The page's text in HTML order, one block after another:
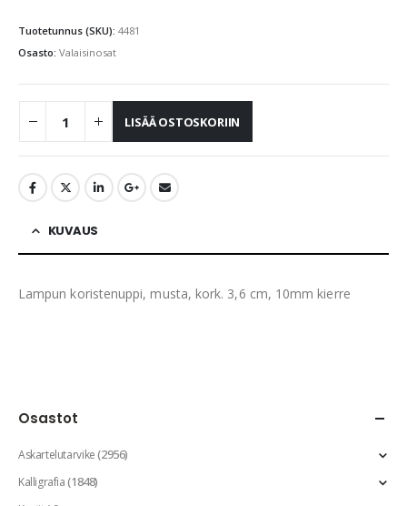
Tuotetunnus (SKU): 4481
Osasto: Valaisinosat
LISÄÄ OSTOSKORIIN
KUVAUS
Lampun koristenuppi, musta, kork. 3,6 cm, 10mm kierre
Osastot
Askartelutarvike(2956)
Kalligrafia(1848)